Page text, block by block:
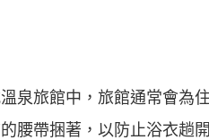
泉旅館中，旅館通常會為
腰帶捆著，以防止浴衣趟